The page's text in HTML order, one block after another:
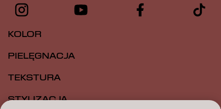
KOLOR
PIELĘGNACJA
TEKSTURA
STYLIZACJA